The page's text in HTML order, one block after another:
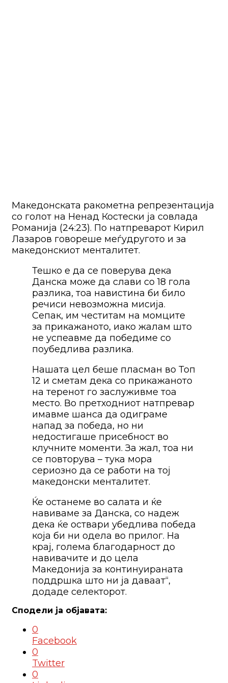
Македонската ракометна репрезентација
со голот на Ненад Костески ја совлада
Романија (24:23). По натпреварот Кирил
Лазаров говореше меѓудругото и за
македонскиот менталитет.
Тешко е да се поверува дека
Данска може да слави со 18 гола
разлика, тоа навистина би било
речиси невозможна мисија.
Сепак, им честитам на момците
за прикажаното, иако жалам што
не успеавме да победиме со
поубедлива разлика.
Нашата цел беше пласман во Топ
12 и сметам дека со прикажаното
на теренот го заслуживме тоа
место. Во претходниот натпревар
имавме шанса да одиграме
напад за победа, но ни
недостигаше присебност во
клучните моменти. За жал, тоа ни
се повторува – тука мора
сериозно да се работи на тој
македонски менталитет.
Ќе останеме во салата и ќе
навиваме за Данска, со надеж
дека ќе оствари убедлива победа
која би ни одела во прилог. На
крај, голема благодарност до
навивачите и до цела
Македонија за континуираната
поддршка што ни ја даваат“,
додаде селекторот.
0
Facebook
0
Twitter
0